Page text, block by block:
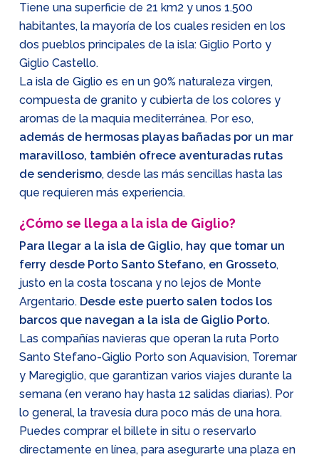
Tiene una superficie de 21 km2 y unos 1.500
habitantes, la mayoría de los cuales residen en los
dos pueblos principales de la isla: Giglio Porto y
Giglio Castello.
La isla de Giglio es en un 90% naturaleza virgen,
compuesta de granito y cubierta de los colores y
aromas de la maquia mediterránea. Por eso,
además de hermosas playas bañadas por un mar
maravilloso, también ofrece aventuradas rutas
de senderismo, desde las más sencillas hasta las
que requieren más experiencia.
¿Cómo se llega a la isla de Giglio?
Para llegar a la isla de Giglio, hay que tomar un
ferry desde Porto Santo Stefano, en Grosseto,
justo en la costa toscana y no lejos de Monte
Argentario. Desde este puerto salen todos los
barcos que navegan a la isla de Giglio Porto.
Las compañías navieras que operan la ruta Porto
Santo Stefano-Giglio Porto son Aquavision, Toremar
y Maregiglio, que garantizan varios viajes durante la
semana (en verano hay hasta 12 salidas diarias). Por
lo general, la travesía dura poco más de una hora.
Puedes comprar el billete in situ o reservarlo
directamente en línea, para asegurarte una plaza en